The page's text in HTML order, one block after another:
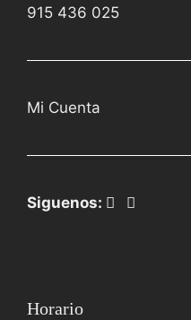
915 436 025
Mi Cuenta
Siguenos:
Horario